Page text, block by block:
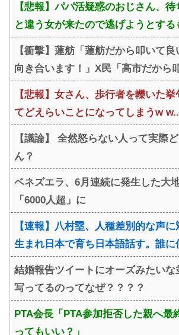
【悲報】パパ活疑惑のおじさん、
と違う女が来たので逃げようとする
【衝撃】蓮舫「蓮舫だから叩いて
向き合います！」X民「高市だから
【悲報】女さん、歩行者を轢いた
てどえらいことになってしまうw
【議論】 全然怒らない人って実際
ん？
ベネズエラ、6月連続に発生した大
「6000人超」に
【速報】八村塁、人種差別的な声
生まれ日本で育ち日本語話す。誰に
結婚報告ツイートにオーズみたいな
写ってるのってなぜ？？？？
PTA会長「PTA参加拒否した親へ最
ってもいい？」